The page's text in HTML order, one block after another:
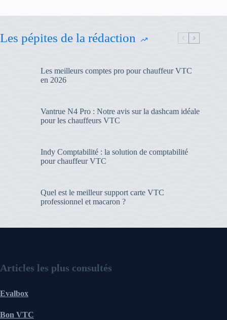
Les pépites de la rédaction
Les meilleurs comptes pro pour chauffeur VTC
en 2026
Vantrue N4 Pro : Notre avis sur la dashcam idéale
pour les chauffeurs VTC
Indy Comptabilité : la solution de comptabilité
pour chauffeur VTC
Quel est le meilleur support carte VTC
professionnel et macaron ?
Articles les plus consultés
Evalbox
Bon VTC